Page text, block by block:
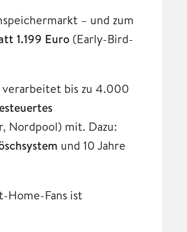
– und zum
1.199 Euro (Early-Bird-
verarbeitet bis zu 4.000
Nordpool) mit. Dazu:
und 10 Jahre
Home-Fans ist